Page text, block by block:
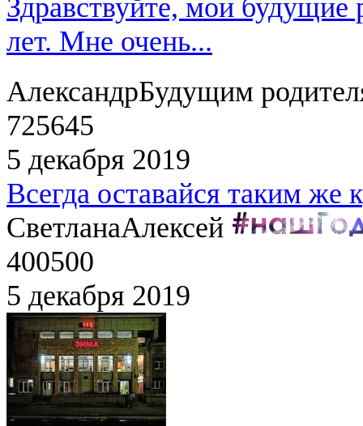
Здравствуйте, мои будущие
лет. Мне очень...
АлександрБудущим
725645
5 декабря 2019
Всегда оставайся таким же
СветланаАлексей
400500
5 декабря 2019